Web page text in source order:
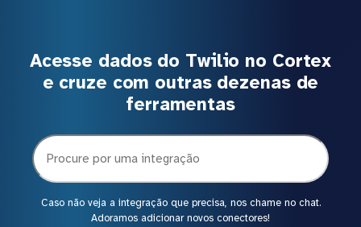
Acesse dados do Twilio no Cortex
e cruze com outras dezenas de
ferramentas
Caso não veja a integração que precisa, nos chame no chat.
Adoramos adicionar novos conectores!